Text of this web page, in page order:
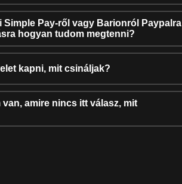
Simple Pay-ről vagy Barionról Paypalra
hogyan tudom megtenni?
kapni, mit csináljak?
amire nincs itt válasz, mit